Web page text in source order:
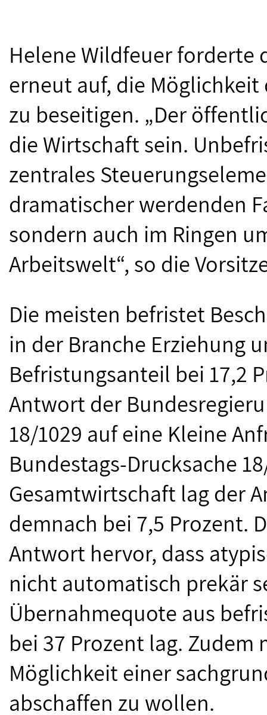
Helene Wildfeuer forderte
erneut auf, die
zu beseitigen. „Der
die Wirtschaft sein.
zentrales
dramatischer werdenden
sondern auch im Ringen
Arbeitswelt“, so die
Die meisten befristet
in der Branche Erziehung
Befristungsanteil bei 17,2
Antwort der
18/1029 auf eine Kleine
Bundestags-Drucksache
Gesamtwirtschaft lag der
demnach bei 7,5 Prozent.
Antwort hervor, dass
nicht automatisch prekär
Übernahmequote aus
bei 37 Prozent lag.
Möglichkeit einer
abschaffen zu wollen.